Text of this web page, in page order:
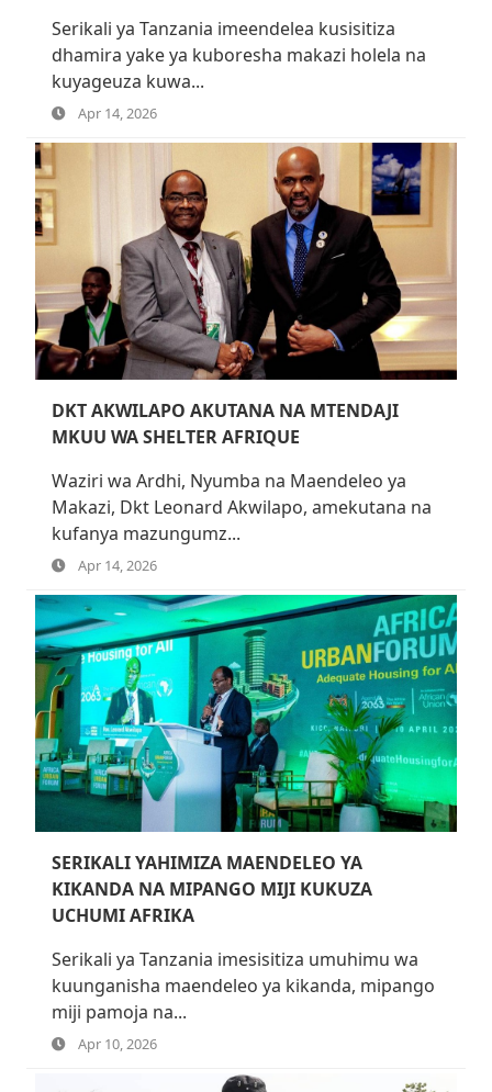
Serikali ya Tanzania imeendelea kusisitiza
dhamira yake ya kuboresha makazi holela na
kuyageuza kuwa...
Apr 14, 2026
DKT AKWILAPO AKUTANA NA MTENDAJI
MKUU WA SHELTER AFRIQUE
Waziri wa Ardhi, Nyumba na Maendeleo ya
Makazi, Dkt Leonard Akwilapo, amekutana na
kufanya mazungumz...
Apr 14, 2026
SERIKALI YAHIMIZA MAENDELEO YA
KIKANDA NA MIPANGO MIJI KUKUZA
UCHUMI AFRIKA
Serikali ya Tanzania imesisitiza umuhimu wa
kuunganisha maendeleo ya kikanda, mipango
miji pamoja na...
Apr 10, 2026